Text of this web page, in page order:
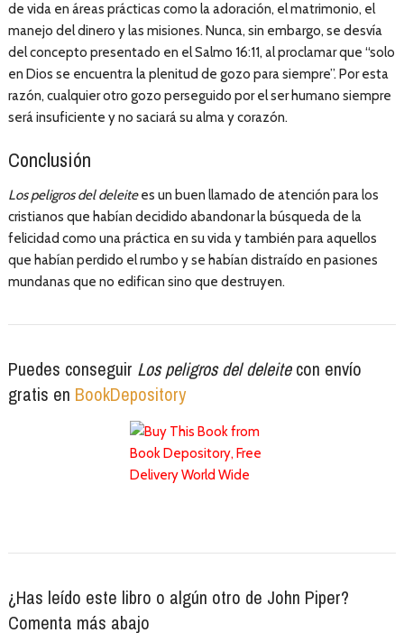
de vida en áreas prácticas como la adoración, el matrimonio, el
manejo del dinero y las misiones. Nunca, sin embargo, se desvía
del concepto presentado en el Salmo 16:11, al proclamar que “solo
en Dios se encuentra la plenitud de gozo para siempre”. Por esta
razón, cualquier otro gozo perseguido por el ser humano siempre
será insuficiente y no saciará su alma y corazón.
Conclusión
Los peligros del deleitees un buen llamado de atención para los
cristianos que habían decidido abandonar la búsqueda de la
felicidad como una práctica en su vida y también para aquellos
que habían perdido el rumbo y se habían distraído en pasiones
mundanas que no edifican sino que destruyen.
Puedes conseguir Los peligros del deleitecon envío
gratis en BookDepository
¿Has leído este libro o algún otro de John Piper?
Comenta más abajo